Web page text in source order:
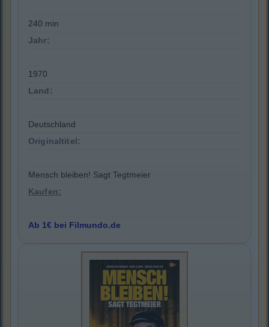
240 min
Jahr:
1970
Land:
Deutschland
Originaltitel:
Mensch bleiben! Sagt Tegtmeier
Kaufen:
Ab 1€ bei Filmundo.de